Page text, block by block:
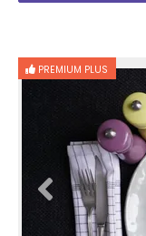
PREMIUM PLUS